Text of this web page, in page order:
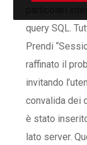
query SQL.
Prendi
raffinato il
invitando
convalida dei
è stato
lato server.